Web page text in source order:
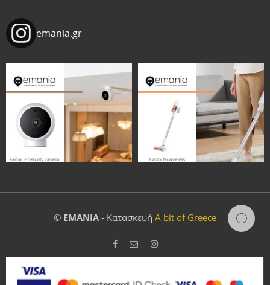
emania.gr
© EMANIA- Κατασκευή A bit of Greece